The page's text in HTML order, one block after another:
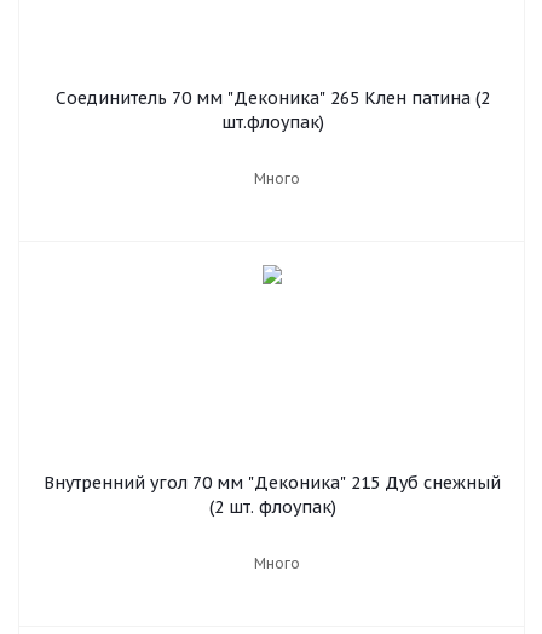
Соединитель 70 мм "Деконика" 265 Клен патина (2
шт.флоупак)
Много
Внутренний угол 70 мм "Деконика" 215 Дуб снежный
(2 шт. флоупак)
Много